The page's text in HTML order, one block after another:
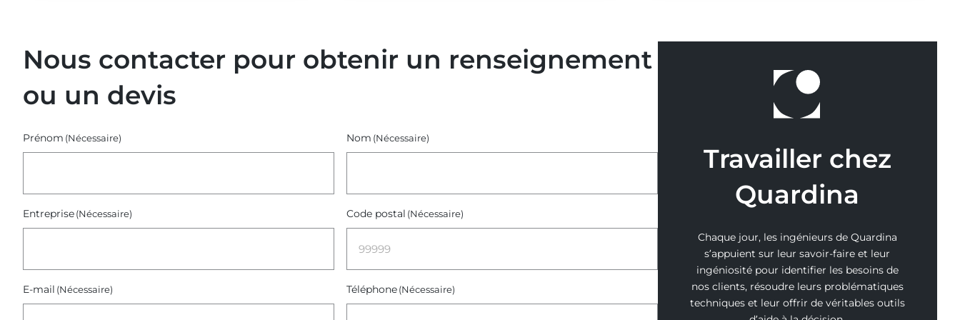
webinaires
Octobre
2025)
VSME)
Nous contacter pour obtenir un renseignement
ou un devis
Prénom (Nécessaire) Nom (Nécessaire)
Entreprise(Nécessaire) Code postal (Nécessaire)
E-mail (Nécessaire) Téléphone(Nécessaire)
Travailler chez
Quardina
Chaque jour, les ingénieurs de Quardina
s’appuient sur leur savoir-faire et leur
ingéniosité pour identifier les besoins de
nos clients, résoudre leurs problématiques
techniques et leur offrir de véritables outils